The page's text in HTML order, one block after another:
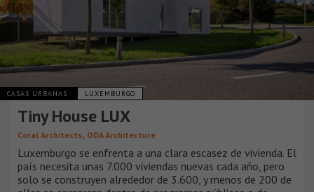
CASAS URBANAS LUXEMBURGO
Tiny House LUX
Coral Architects, ODA Architecture
Luxemburgo se enfrenta a una clara escasez de vivienda. El
país necesita unas 7.000 viviendas nuevas cada año, pero
solo se construyen alrededor de 3.600, y menos de 200 de